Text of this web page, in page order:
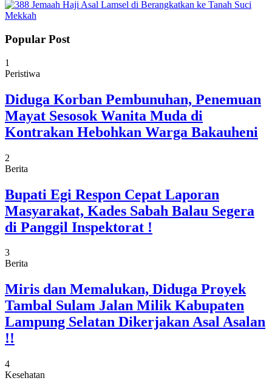
Popular Post
1
Peristiwa
Diduga Korban Pembunuhan, Penemuan
Mayat Sesosok Wanita Muda di
Kontrakan Hebohkan Warga Bakauheni
2
Berita
Bupati Egi Respon Cepat Laporan
Masyarakat, Kades Sabah Balau Segera
di Panggil Inspektorat !
3
Berita
Miris dan Memalukan, Diduga Proyek
Tambal Sulam Jalan Milik Kabupaten
Lampung Selatan Dikerjakan Asal Asalan
!!
4
Kesehatan